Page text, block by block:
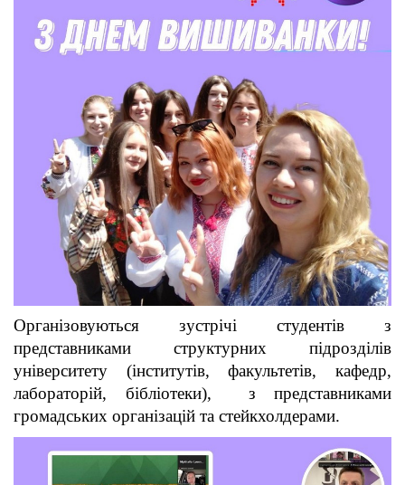
Організовуються зустрічі студентів з
представниками структурних підрозділів
університету (інститутів, факультетів, кафедр,
лабораторій, бібліотеки), з представниками
громадських організацій та стейкхолдерами.